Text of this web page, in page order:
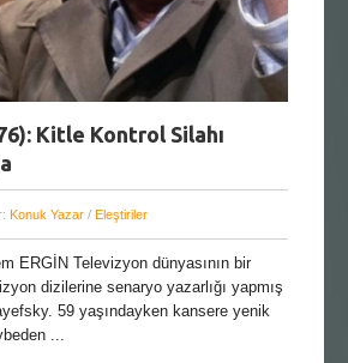
Kitle Kontrol Silahı
Konuk Yazar / Eleştiriler
ERGİN Televizyon dünyasının bir
dizilerine senaryo yazarlığı yapmış
59 yaşındayken kansere yenik
...